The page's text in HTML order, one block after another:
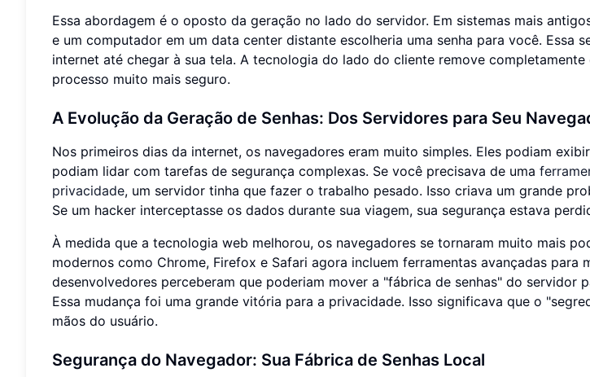
Essa abordagem é o oposto da geração no lado do servidor. Em sistemas mais
e um computador em um data center distante escolheria uma senha para você. Essa
internet até chegar à sua tela. A tecnologia do lado do cliente remove completamente
processo muito mais seguro.
A Evolução da Geração de Senhas: Dos Servidores para Seu
Nos primeiros dias da internet, os navegadores eram muito simples. Eles podiam
podiam lidar com tarefas de segurança complexas. Se você precisava de uma
privacidade, um servidor tinha que fazer o trabalho pesado. Isso criava um grande
Se um hacker interceptasse os dados durante sua viagem, sua segurança estava
À medida que a tecnologia web melhorou, os navegadores se tornaram muito mais
modernos como Chrome, Firefox e Safari agora incluem ferramentas avançadas para
desenvolvedores perceberam que poderiam mover a "fábrica de senhas" do servidor
Essa mudança foi uma grande vitória para a privacidade. Isso significava que o
mãos do usuário.
Segurança do Navegador: Sua Fábrica de Senhas Local